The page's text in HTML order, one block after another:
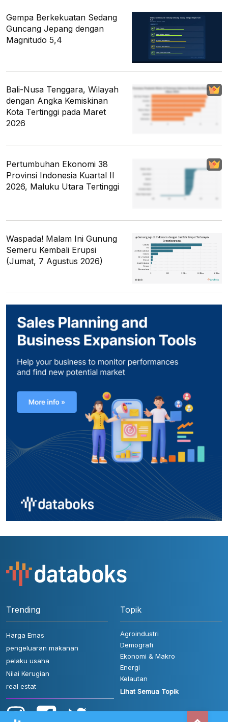
Gempa Berkekuatan Sedang
Guncang Jepang dengan
Magnitudo 5,4
Bali-Nusa Tenggara, Wilayah
dengan Angka Kemiskinan
Kota Tertinggi pada Maret
2026
Pertumbuhan Ekonomi 38
Provinsi Indonesia Kuartal II
2026, Maluku Utara Tertinggi
Waspada! Malam Ini Gunung
Semeru Kembali Erupsi
(Jumat, 7 Agustus 2026)
Trending
Harga Emas
pengeluaran makanan
pelaku usaha
Nilai Kerugian
real estat
Topik
Agroindustri
Demografi
Ekonomi & Makro
Energi
Kelautan
Lihat Semua Topik